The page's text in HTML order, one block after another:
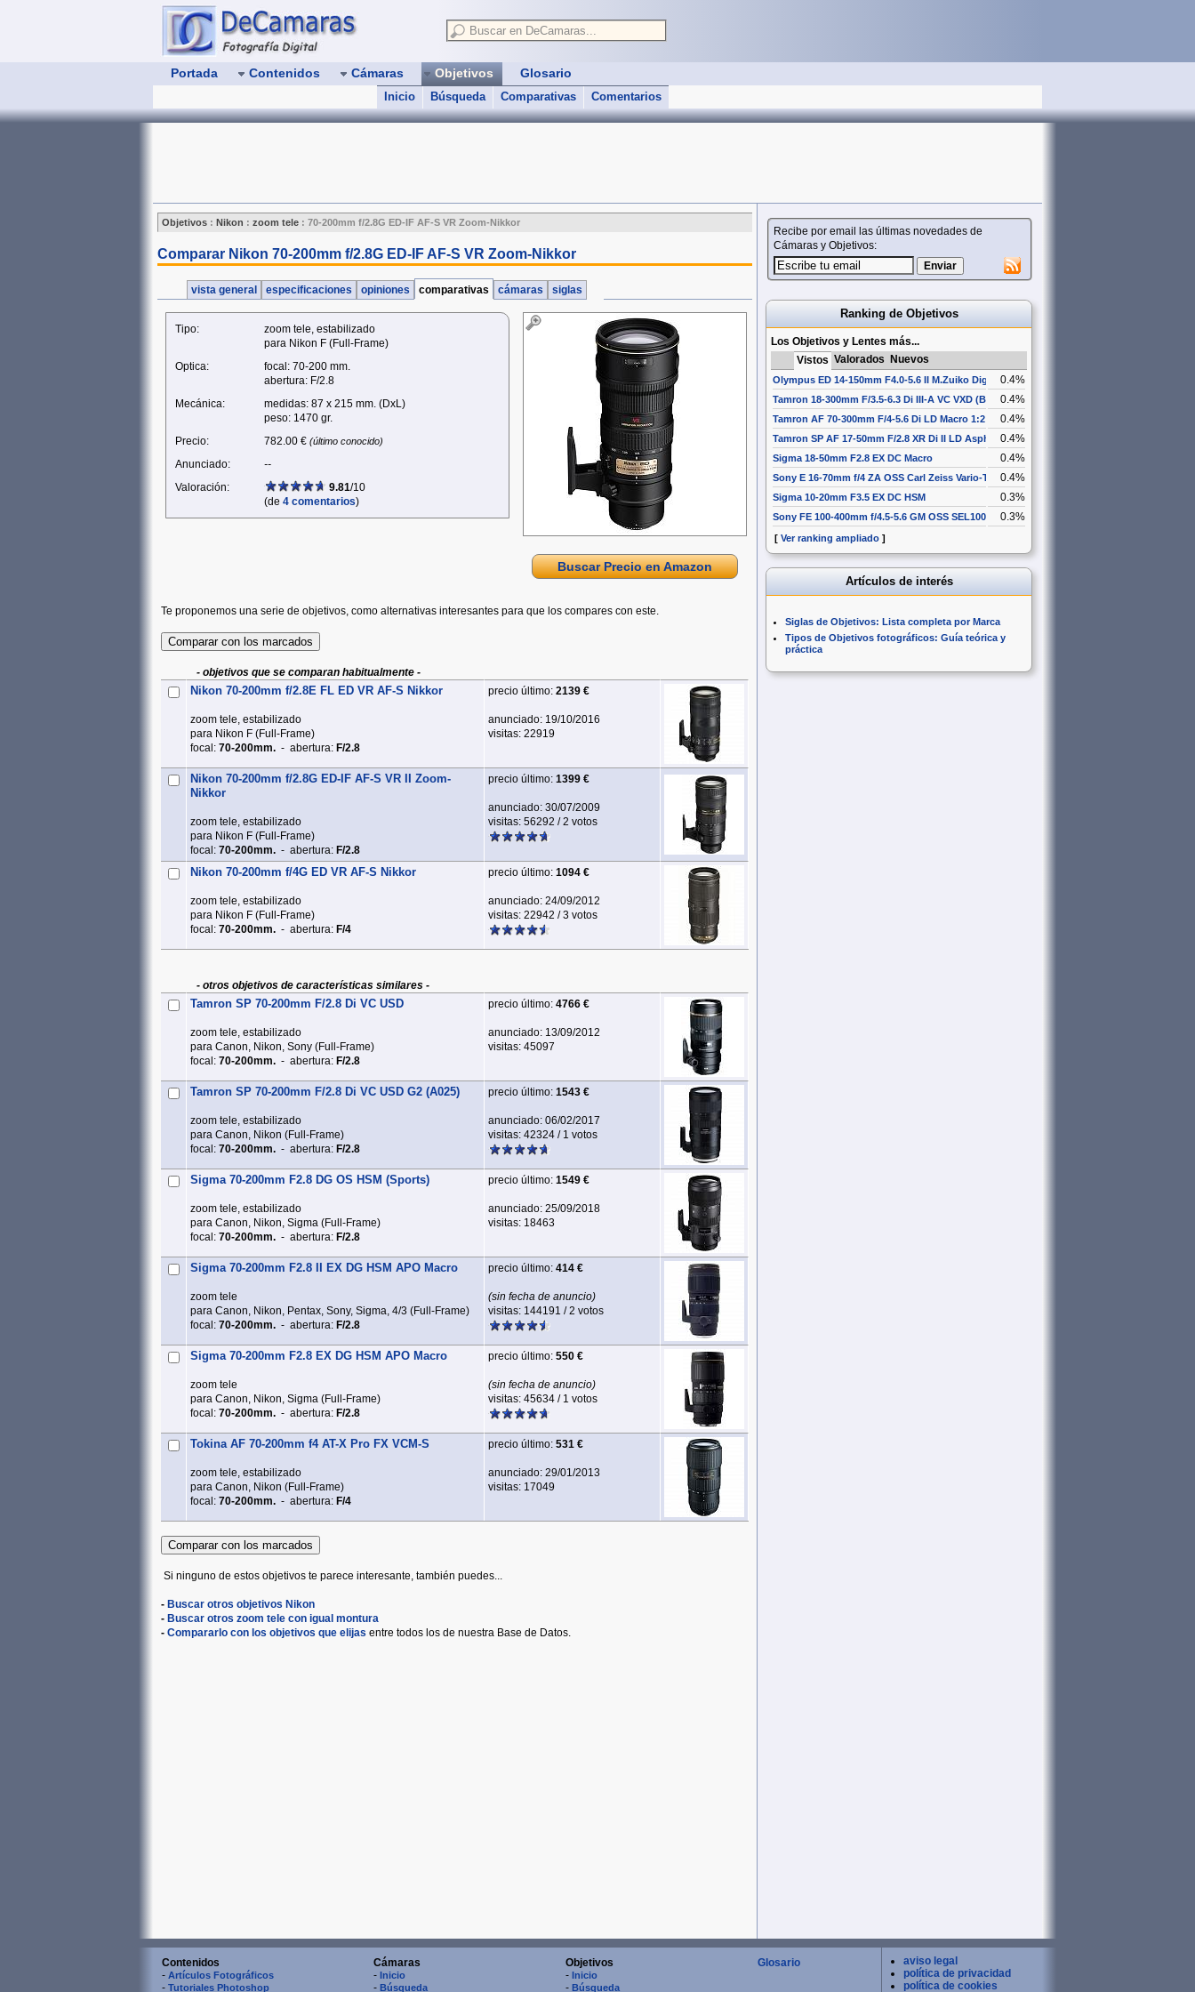
Portada Contenidos Cámaras Objetivos
Inicio Búsqueda Comparativas Comentarios
Glosario
Objetivos : Nikon : zoom tele : 70-200mm f/2.8G ED-IF AF-S VR Zoom-Nikkor
Comparar Nikon 70-200mm f/2.8G ED-IF AF-S VR Zoom-Nikkor
vista general especificaciones opiniones comparativas cámaras siglas
Tipo:
zoom tele, estabilizado
para Nikon F (Full‑Frame)
Optica:
focal: 70-200 mm.
abertura: F/2.8
Mecánica:
medidas: 87 x 215 mm. (DxL)
peso: 1470 gr.
Precio:
782.00 € (último conocido)
Anunciado:
--
Valoración:
9.81/10
(de 4 comentarios)
Buscar Precio en Amazon
Te proponemos una serie de objetivos, como alternativas interesantes para que los compares con este.
- objetivos que se comparan habitualmente -
Nikon 70-200mm f/2.8E FL ED VR AF-S Nikkor
zoom tele, estabilizado
para Nikon F (Full‑Frame)
focal: 70-200mm. - abertura: F/2.8
precio último: 2139 €
anunciado: 19/10/2016
visitas: 22919
Nikon 70-200mm f/2.8G ED-IF AF-S VR II Zoom-
Nikkor
zoom tele, estabilizado
para Nikon F (Full‑Frame)
focal: 70-200mm. - abertura: F/2.8
precio último: 1399 €
anunciado: 30/07/2009
visitas: 56292 / 2 votos
Nikon 70-200mm f/4G ED VR AF-S Nikkor
zoom tele, estabilizado
para Nikon F (Full‑Frame)
focal: 70-200mm. - abertura: F/4
precio último: 1094 €
anunciado: 24/09/2012
visitas: 22942 / 3 votos
- otros objetivos de características similares -
Tamron SP 70-200mm F/2.8 Di VC USD
zoom tele, estabilizado
para Canon, Nikon, Sony (Full‑Frame)
focal: 70-200mm. - abertura: F/2.8
precio último: 4766 €
anunciado: 13/09/2012
visitas: 45097
Tamron SP 70-200mm F/2.8 Di VC USD G2 (A025)
zoom tele, estabilizado
para Canon, Nikon (Full‑Frame)
focal: 70-200mm. - abertura: F/2.8
precio último: 1543 €
anunciado: 06/02/2017
visitas: 42324 / 1 votos
Sigma 70-200mm F2.8 DG OS HSM (Sports)
zoom tele, estabilizado
para Canon, Nikon, Sigma (Full‑Frame)
focal: 70-200mm. - abertura: F/2.8
precio último: 1549 €
anunciado: 25/09/2018
visitas: 18463
Sigma 70-200mm F2.8 II EX DG HSM APO Macro
zoom tele
para Canon, Nikon, Pentax, Sony, Sigma, 4/3 (Full‑Frame)
focal: 70-200mm. - abertura: F/2.8
precio último: 414 €
(sin fecha de anuncio)
visitas: 144191 / 2 votos
Sigma 70-200mm F2.8 EX DG HSM APO Macro
zoom tele
para Canon, Nikon, Sigma (Full‑Frame)
focal: 70-200mm. - abertura: F/2.8
precio último: 550 €
(sin fecha de anuncio)
visitas: 45634 / 1 votos
Tokina AF 70-200mm f4 AT-X Pro FX VCM-S
zoom tele, estabilizado
para Canon, Nikon (Full‑Frame)
focal: 70-200mm. - abertura: F/4
precio último: 531 €
anunciado: 29/01/2013
visitas: 17049
Si ninguno de estos objetivos te parece interesante, también puedes...
- Buscar otros objetivos Nikon
- Buscar otros zoom tele con igual montura
- Compararlo con los objetivos que elijas entre todos los de nuestra Base de Datos.
Recibe por email las últimas novedades de
Cámaras y Objetivos:
Ranking de Objetivos
Los Objetivos y Lentes más...
Vistos Valorados Nuevos
Olympus ED 14-150mm F4.0-5.6 II M.Zuiko Digital0.4%
Tamron 18-300mm F/3.5-6.3 Di III-A VC VXD (B061)0.4%
Tamron AF 70-300mm F/4-5.6 Di LD Macro 1:2 0.4%
Tamron SP AF 17-50mm F/2.8 XR Di II LD Aspherical [IF]
0.4%
Sigma 18-50mm F2.8 EX DC Macro 0.4%
Sony E 16-70mm f/4 ZA OSS Carl Zeiss Vario-Tessar T* SEL1670Z
0.4%
Sigma 10-20mm F3.5 EX DC HSM 0.3%
Sony FE 100-400mm f/4.5-5.6 GM OSS SEL100400GM
0.3%
[ Ver ranking ampliado ]
Artículos de interés
Siglas de Objetivos: Lista completa por Marca
Tipos de Objetivos fotográficos: Guía teórica y
práctica
Contenidos
- Artículos Fotográficos
- Tutoriales Photoshop
Cámaras
- Inicio
- Búsqueda
Objetivos
- Inicio
- Búsqueda
Glosario
aviso legal
política de privacidad
política de cookies